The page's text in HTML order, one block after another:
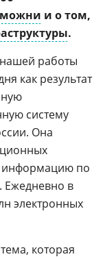
и о том,
.
работы
как результат
систему
Она
информацию по
Ежедневно в
электронных
которая